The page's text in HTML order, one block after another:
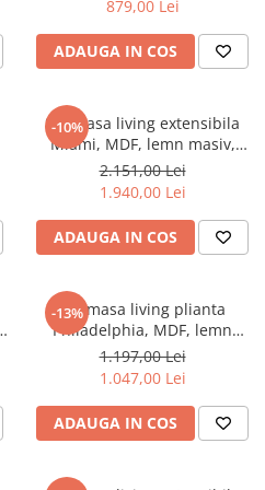
tapiterie stofa,94x50x42 cm,
alb/gri
879,00 Lei
ADAUGA IN COS
-10%
Set masa living extensibila
Miami, MDF, lemn masiv,
120/150 x 80 x 73.8 cm si 6
scaune, lemn masiv Hudson,
tapiterie stofa,100 kg,
94x50x42 cm, alb/gri
2.151,00 Lei
1.940,00 Lei
ADAUGA IN COS
-13%
Set masa living plianta
Philadelphia, MDF, lemn
masiv, rotunda, 55/90 x 90 x
74,8 cm si 2 scaune Glendale,
stofa,100 kg, 93x49x41.5 cm,
alb/maro
1.197,00 Lei
1.047,00 Lei
ADAUGA IN COS